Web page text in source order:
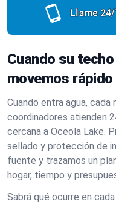
Llame
Cuando su
movemos rápido
Cuando entra agua,
coordinadores atienden
cercana a Oceola Lake.
sellado y protección de
fuente y trazamos un
hogar, tiempo y
Sabrá qué ocurre en